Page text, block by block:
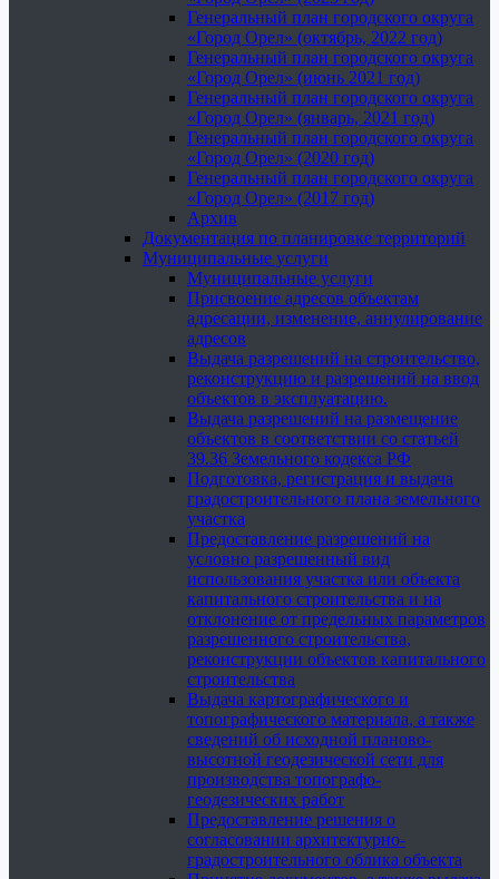
Генеральный план городского округа
«Город Орел» (октябрь, 2022 год)
Генеральный план городского округа
«Город Орел» (июнь 2021 год)
Генеральный план городского округа
«Город Орел» (январь, 2021 год)
Генеральный план городского округа
«Город Орел» (2020 год)
Генеральный план городского округа
«Город Орел» (2017 год)
Архив
Документация по планировке территорий
Муниципальные услуги
Муниципальные услуги
Присвоение адресов объектам
адресации, изменение, аннулирование
адресов
Выдача разрешений на строительство,
реконструкцию и разрешений на ввод
объектов в эксплуатацию.
Выдача разрешений на размещение
объектов в соответствии со статьей
39.36 Земельного кодекса РФ
Подготовка, регистрация и выдача
градостроительного плана земельного
участка
Предоставление разрешений на
условно разрешенный вид
использования участка или объекта
капитального строительства и на
отклонение от предельных параметров
разрешенного строительства,
реконструкции объектов капитального
строительства
Выдача картографического и
топографического материала, а также
сведений об исходной планово-
высотной геодезической сети для
производства топографо-
геодезических работ
Предоставление решения о
согласовании архитектурно-
градостроительного облика объекта